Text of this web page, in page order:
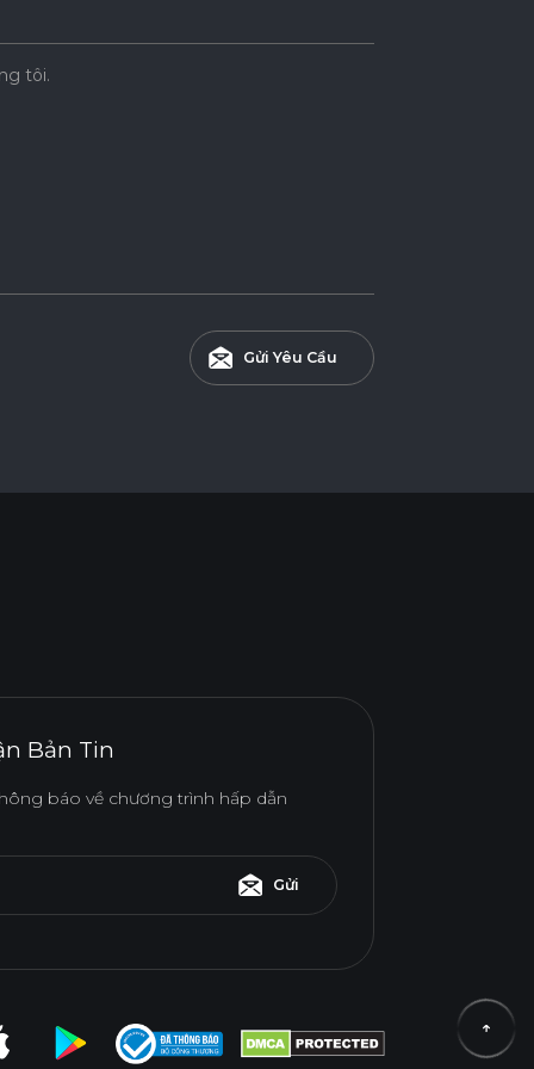
tôi.
Gửi Yêu Cầu
Bản Tin
báo về chương trình hấp dẫn
Gửi